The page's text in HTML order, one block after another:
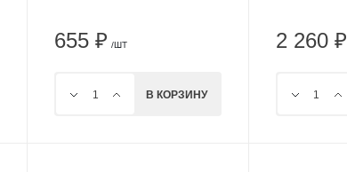
655 ₽ /ШТ
В КОРЗИНУ
2 260 ₽